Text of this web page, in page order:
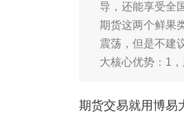
导，还能享受全
期货这两个鲜果
震荡，但是不建
大核心优势：1
期货交易就用博易